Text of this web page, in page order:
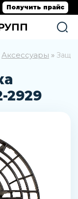
Получить прайс
Аксессуары »
2929